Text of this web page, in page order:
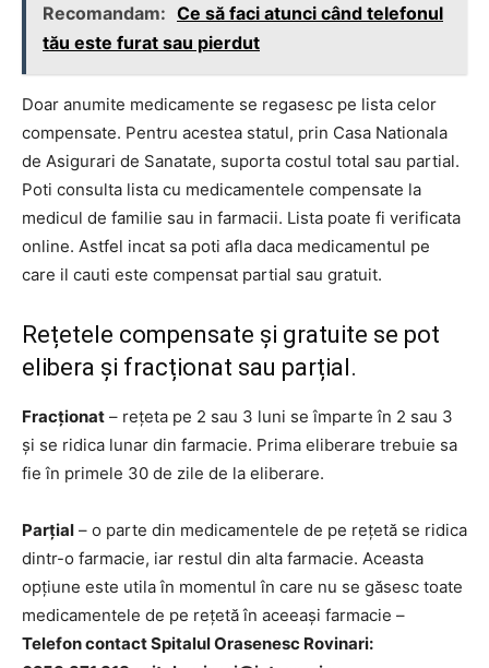
Recomandam: Ce să faci atunci când telefonul
tău este furat sau pierdut
Doar anumite medicamente se regasesc pe lista celor
compensate. Pentru acestea statul, prin Casa Nationala
de Asigurari de Sanatate, suporta costul total sau partial.
Poti consulta lista cu medicamentele compensate la
medicul de familie sau in farmacii. Lista poate fi verificata
online. Astfel incat sa poti afla daca medicamentul pe
care il cauti este compensat partial sau gratuit.
Rețetele compensate și gratuite se pot
elibera și fracționat sau parțial.
Fracționat – rețeta pe 2 sau 3 luni se împarte în 2 sau 3
și se ridica lunar din farmacie. Prima eliberare trebuie sa
fie în primele 30 de zile de la eliberare.
Parțial – o parte din medicamentele de pe rețetă se ridica
dintr-o farmacie, iar restul din alta farmacie. Aceasta
opțiune este utila în momentul în care nu se găsesc toate
medicamentele de pe rețetă în aceeași farmacie –
Telefon contact Spitalul Orasenesc Rovinari: